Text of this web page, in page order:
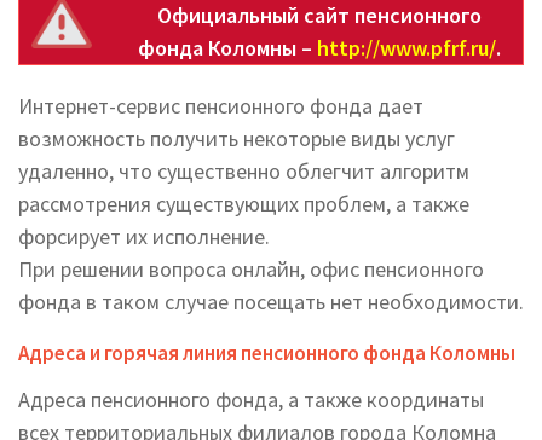
Официальный сайт пенсионного
фонда Коломны – http://www.pfrf.ru/.
Интернет-сервис пенсионного фонда дает
возможность получить некоторые виды услуг
удаленно, что существенно облегчит алгоритм
рассмотрения существующих проблем, а также
форсирует их исполнение.
При решении вопроса онлайн, офис пенсионного
фонда в таком случае посещать нет необходимости.
Адреса и горячая линия пенсионного фонда Коломны
Адреса пенсионного фонда, а также координаты
всех территориальных филиалов города Коломна